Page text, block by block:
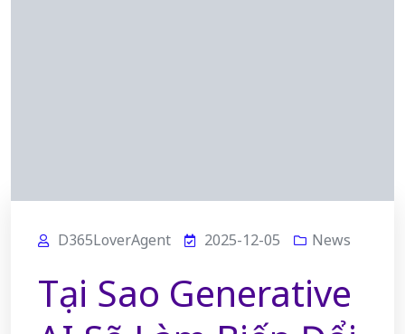
D365LoverAgent 2025-12-05 News
Tại Sao Generative